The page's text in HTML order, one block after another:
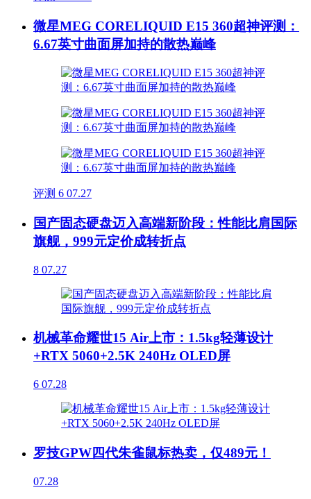
微星MEG CORELIQUID E15 360超神评测：
6.67英寸曲面屏加持的散热巅峰
评测 6 07.27
国产固态硬盘迈入高端新阶段：性能比肩国际
旗舰，999元定价成转折点
8 07.27
机械革命耀世15 Air上市：1.5kg轻薄设计
+RTX 5060+2.5K 240Hz OLED屏
6 07.28
罗技GPW四代朱雀鼠标热卖，仅489元！
07.28